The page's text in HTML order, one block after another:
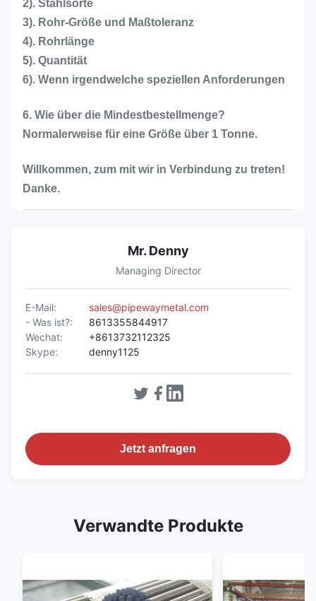
2). Stahlsorte
3). Rohr-Größe und Maßtoleranz
4). Rohrlänge
5). Quantität
6). Wenn irgendwelche speziellen Anforderungen
6. Wie über die Mindestbestellmenge?
Normalerweise für eine Größe über 1 Tonne.
Willkommen, zum mit wir in Verbindung zu treten!
Danke.
Mr. Denny
Managing Director
E-Mail:
sales@pipewaymetal.com
- Was ist?:
8613355844917
Wechat:
+8613732112325
Skype:
denny1125
Jetzt anfragen
Verwandte Produkte